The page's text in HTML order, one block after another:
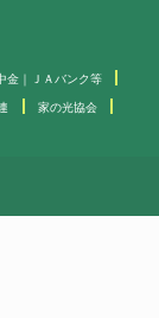
金｜ＪＡバンク等
家の光協会